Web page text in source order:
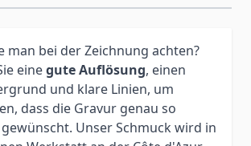
man bei der Zeichnung achten?
einegute Auflösung, einen
und klare Linien, um
dass die Gravur genau so
Unser Schmuck wird in